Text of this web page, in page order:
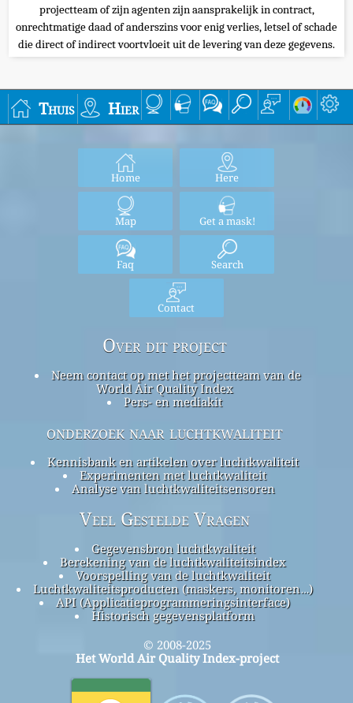
projectteam of zijn agenten zijn aansprakelijk in contract,
onrechtmatige daad of anderszins voor enig verlies, letsel of schade
die direct of indirect voortvloeit uit de levering van deze gegevens.
Thuis Hier
Home Here
Map Get a mask!
Faq Search
Contact
Over dit project
Neem contact op met het projectteam van de
World Air Quality Index
Pers- en mediakit
onderzoek naar luchtkwaliteit
Kennisbank en artikelen over luchtkwaliteit
Experimenten met luchtkwaliteit
Analyse van luchtkwaliteitsensoren
Veel Gestelde Vragen
Gegevensbron luchtkwaliteit
Berekening van de luchtkwaliteitsindex
Voorspelling van de luchtkwaliteit
Luchtkwaliteitsproducten (maskers, monitoren…)
API (Applicatieprogrammeringsinterface)
Historisch gegevensplatform
© 2008-2025
Het World Air Quality Index-project